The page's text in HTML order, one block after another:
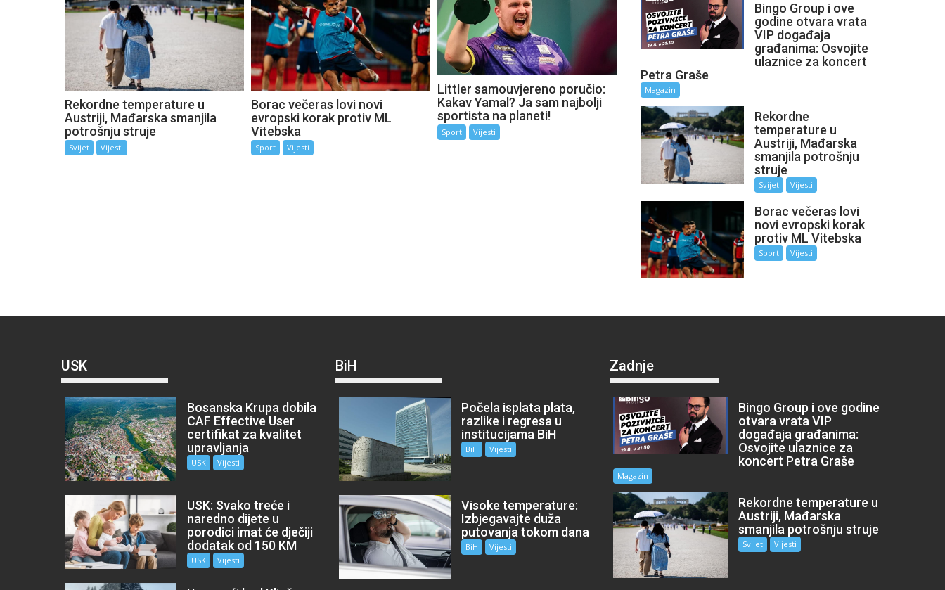
Rekordne temperature u
Austriji, Mađarska smanjila
potrošnju struje
Svijet Vijesti
Borac večeras lovi novi
evropski korak protiv ML
Vitebska
Sport Vijesti
Littler samouvjereno poručio:
Kakav Yamal? Ja sam najbolji
sportista na planeti!
Sport Vijesti
Bingo Group i ove
godine otvara vrata
VIP događaja
građanima: Osvojite
ulaznice za koncert
Petra Graše
Magazin
Rekordne
temperature u
Austriji, Mađarska
smanjila potrošnju
struje
Svijet Vijesti
Borac večeras lovi
novi evropski korak
protiv ML Vitebska
Sport Vijesti
USK
Bosanska Krupa dobila
CAF Effective User
certifikat za kvalitet
upravljanja
USK Vijesti
USK: Svako treće i
naredno dijete u
porodici imat će dječiji
dodatak od 150 KM
USK Vijesti
BiH
Počela isplata plata,
razlike i regresa u
institucijama BiH
BiH Vijesti
Visoke temperature:
Izbjegavajte duža
putovanja tokom dana
BiH Vijesti
Zadnje
Bingo Group i ove godine
otvara vrata VIP
događaja građanima:
Osvojite ulaznice za
koncert Petra Graše
Magazin
Rekordne temperature u
Austriji, Mađarska
smanjila potrošnju struje
Svijet Vijesti